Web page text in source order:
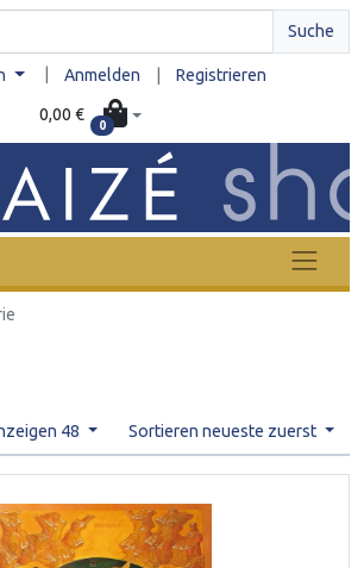
Suche
Anmelden Registrieren
0,00 €
0
48 Sortieren neueste zuerst